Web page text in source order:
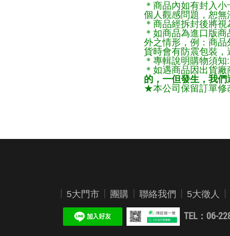
＊商品內如有封入
個人觀感問題，恕無
＊商品經拆封後將
＊如商品為進口版
外之情形，例：商
貨時會有防震包裝
＊專輯說明購物須
＊如遇商品因出貨
的，一但發生，我們
★本公司保留訂單修
5大門市 團購 聯絡我們 5大徵人
TEL：06-